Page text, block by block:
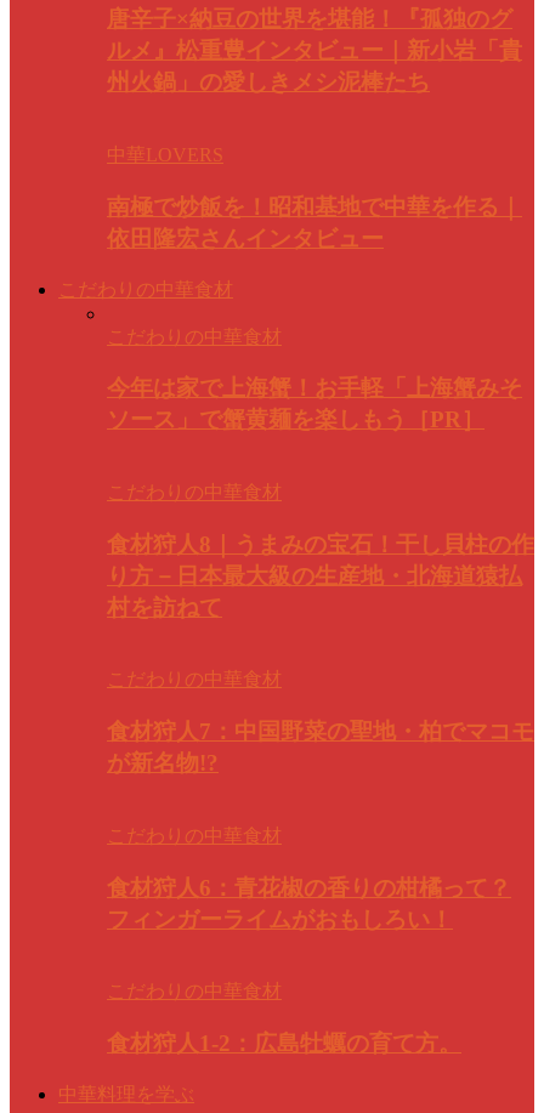
唐辛子×納豆の世界を堪能！『孤独のグ
ルメ』松重豊インタビュー｜新小岩「貴
州火鍋」の愛しきメシ泥棒たち
中華LOVERS
南極で炒飯を！昭和基地で中華を作る｜
依田隆宏さんインタビュー
こだわりの中華食材
こだわりの中華食材
今年は家で上海蟹！お手軽「上海蟹みそ
ソース」で蟹黄麺を楽しもう［PR］
こだわりの中華食材
食材狩人8｜うまみの宝石！干し貝柱の作
り方－日本最大級の生産地・北海道猿払
村を訪ねて
こだわりの中華食材
食材狩人7：中国野菜の聖地・柏でマコモ
が新名物!?
こだわりの中華食材
食材狩人6：青花椒の香りの柑橘って？
フィンガーライムがおもしろい！
こだわりの中華食材
食材狩人1-2：広島牡蠣の育て方。
中華料理を学ぶ